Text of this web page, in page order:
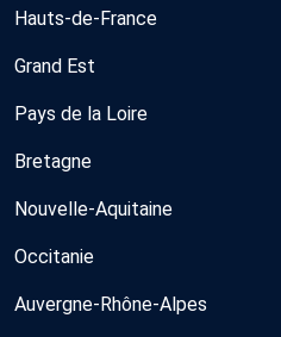
Hauts-de-France
Grand Est
Pays de la Loire
Bretagne
Nouvelle-Aquitaine
Occitanie
Auvergne-Rhône-Alpes